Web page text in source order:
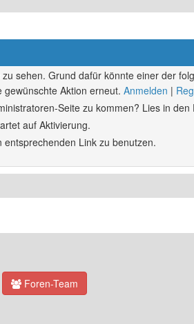
sehen. Grund dafür könnte einer der
Aktion erneut. Anmelden |
Seite zu kommen? Lies in
auf Aktivierung.
Link zu benutzen.
Foren-Team